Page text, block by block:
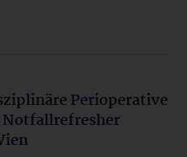
Perioperative
Notfallrefresher